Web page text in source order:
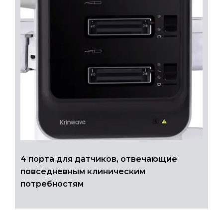
4 порта для датчиков, отвечающие
повседневным клиническим
потребностям